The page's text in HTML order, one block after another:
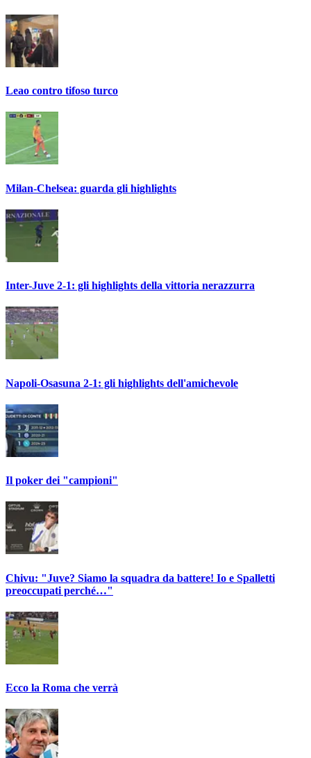
Leao contro tifoso turco
Milan-Chelsea: guarda gli highlights
Inter-Juve 2-1: gli highlights della vittoria nerazzurra
Napoli-Osasuna 2-1: gli highlights dell'amichevole
Il poker dei "campioni"
Chivu: "Juve? Siamo la squadra da battere! Io e Spalletti
preoccupati perché…"
Ecco la Roma che verrà